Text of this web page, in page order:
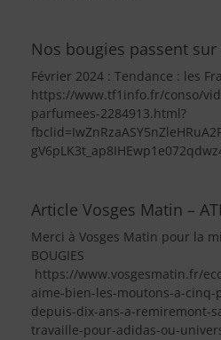
Nos bougies passent sur
Février 2024 : Tendance : les
https://www.tf1info.fr/conso/
parfumees-2284913.html?
Article Vosges Matin –
Merci à Vosges Matin pour la
BOUGIES
https://www.vosgesmatin.fr/
aime-bien-les-moutons-a-
depuis-dix-ans-a-remiremont-
travaille-pour-adidas-ou-